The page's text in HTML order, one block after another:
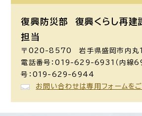
復興防災部 復興くらし再
担当
〒020-8570 岩手県盛岡市内丸
電話番号：019-629-6931（内線
号：019-629-6944
お問い合わせは専用フォームを